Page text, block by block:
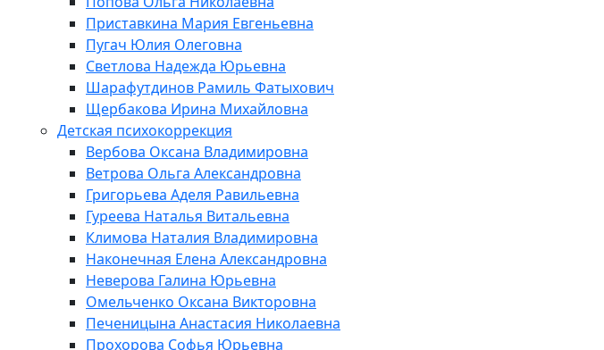
Приставкина Мария Евгеньевна
Пугач Юлия Олеговна
Светлова Надежда Юрьевна
Шарафутдинов Рамиль Фатыхович
Щербакова Ирина Михайловна
Детская психокоррекция
Вербова Оксана Владимировна
Ветрова Ольга Александровна
Григорьева Аделя Равильевна
Гуреева Наталья Витальевна
Климова Наталия Владимировна
Наконечная Елена Александровна
Неверова Галина Юрьевна
Омельченко Оксана Викторовна
Печеницына Анастасия Николаевна
Прохорова Софья Юрьевна